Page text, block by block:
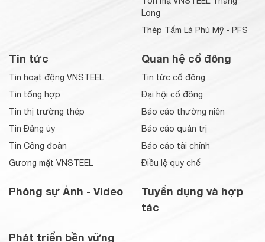
Long
Thép Tấm Lá Phú Mỹ - PFS
Tin tức
Tin hoạt động VNSTEEL
Tin tổng hợp
Tin thị trường thép
Tin Đảng ủy
Tin Công đoàn
Gương mặt VNSTEEL
Phóng sự Ảnh - Video
Quan hệ cổ đông
Tin tức cổ đông
Đại hội cổ đông
Báo cáo thường niên
Báo cáo quản trị
Báo cáo tài chính
Điều lệ quy chế
Tuyển dụng và hợp
tác
Phát triển bền vững